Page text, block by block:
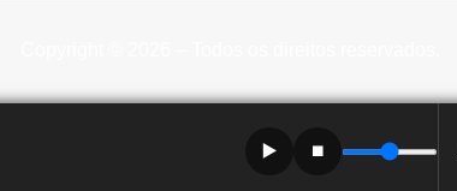
▶️ ⏹️